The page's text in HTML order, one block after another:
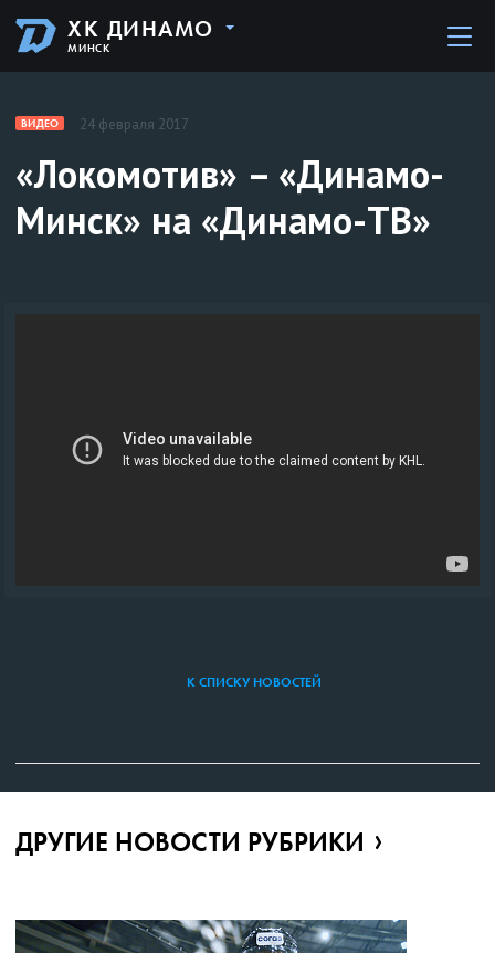
ХК ДИНАМО
МИНСК
ВИДЕО 24 февраля 2017
«Локомотив» – «Динамо-
Минск» на «Динамо-ТВ»
К СПИСКУ НОВОСТЕЙ
ДРУГИЕ НОВОСТИ РУБРИКИ